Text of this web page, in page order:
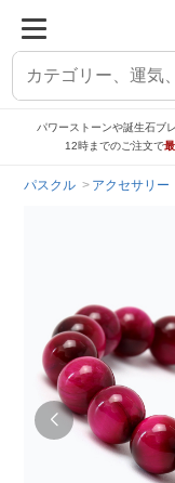
パワーストーンや誕生石ブ
12時までのご注文で
パスクル アクセサリー